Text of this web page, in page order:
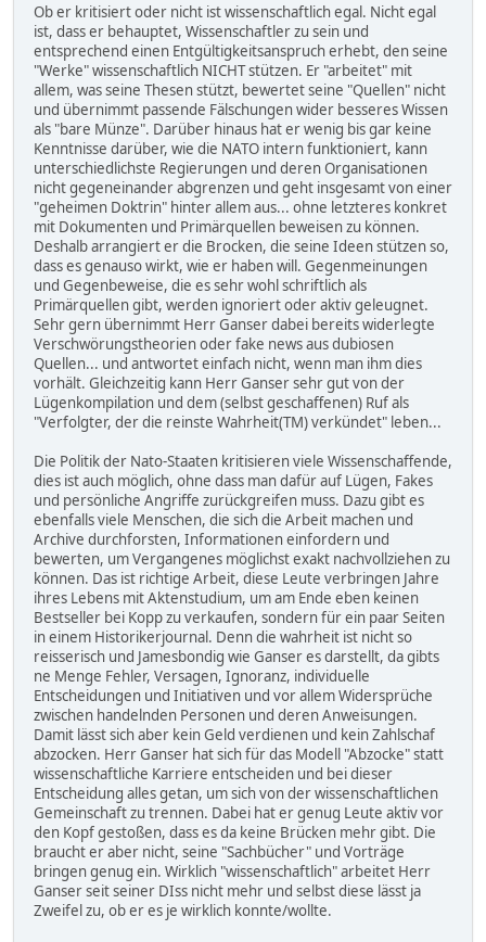
Ob er kritisiert oder nicht ist wissenschaftlich egal. Nicht egal
ist, dass er behauptet, Wissenschaftler zu sein und
entsprechend einen Entgültigkeitsanspruch erhebt, den seine
"Werke" wissenschaftlich NICHT stützen. Er "arbeitet" mit
allem, was seine Thesen stützt, bewertet seine "Quellen" nicht
und übernimmt passende Fälschungen wider besseres Wissen
als "bare Münze". Darüber hinaus hat er wenig bis gar keine
Kenntnisse darüber, wie die NATO intern funktioniert, kann
unterschiedlichste Regierungen und deren Organisationen
nicht gegeneinander abgrenzen und geht insgesamt von einer
"geheimen Doktrin" hinter allem aus... ohne letzteres konkret
mit Dokumenten und Primärquellen beweisen zu können.
Deshalb arrangiert er die Brocken, die seine Ideen stützen so,
dass es genauso wirkt, wie er haben will. Gegenmeinungen
und Gegenbeweise, die es sehr wohl schriftlich als
Primärquellen gibt, werden ignoriert oder aktiv geleugnet.
Sehr gern übernimmt Herr Ganser dabei bereits widerlegte
Verschwörungstheorien oder fake news aus dubiosen
Quellen... und antwortet einfach nicht, wenn man ihm dies
vorhält. Gleichzeitig kann Herr Ganser sehr gut von der
Lügenkompilation und dem (selbst geschaffenen) Ruf als
"Verfolgter, der die reinste Wahrheit(TM) verkündet" leben...
Die Politik der Nato-Staaten kritisieren viele Wissenschaffende,
dies ist auch möglich, ohne dass man dafür auf Lügen, Fakes
und persönliche Angriffe zurückgreifen muss. Dazu gibt es
ebenfalls viele Menschen, die sich die Arbeit machen und
Archive durchforsten, Informationen einfordern und
bewerten, um Vergangenes möglichst exakt nachvollziehen zu
können. Das ist richtige Arbeit, diese Leute verbringen Jahre
ihres Lebens mit Aktenstudium, um am Ende eben keinen
Bestseller bei Kopp zu verkaufen, sondern für ein paar Seiten
in einem Historikerjournal. Denn die wahrheit ist nicht so
reisserisch und Jamesbondig wie Ganser es darstellt, da gibts
ne Menge Fehler, Versagen, Ignoranz, individuelle
Entscheidungen und Initiativen und vor allem Widersprüche
zwischen handelnden Personen und deren Anweisungen.
Damit lässt sich aber kein Geld verdienen und kein Zahlschaf
abzocken. Herr Ganser hat sich für das Modell "Abzocke" statt
wissenschaftliche Karriere entscheiden und bei dieser
Entscheidung alles getan, um sich von der wissenschaftlichen
Gemeinschaft zu trennen. Dabei hat er genug Leute aktiv vor
den Kopf gestoßen, dass es da keine Brücken mehr gibt. Die
braucht er aber nicht, seine "Sachbücher" und Vorträge
bringen genug ein. Wirklich "wissenschaftlich" arbeitet Herr
Ganser seit seiner DIss nicht mehr und selbst diese lässt ja
Zweifel zu, ob er es je wirklich konnte/wollte.